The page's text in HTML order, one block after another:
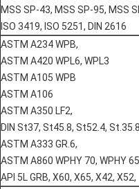
MSS SP-43, MSS SP-95, MSS
ISO 3419, ISO 5251, DIN 2616
ASTM A234 WPB,
ASTM A420 WPL6, WPL3
ASTM A105 WPB
ASTM A106
ASTM A350 LF2,
DIN St37, St45.8, St52.4,
ASTM A333 GR.6,
ASTM A860 WPHY 70, WPHY
API 5L GRB, X60, X65, X42, X52,